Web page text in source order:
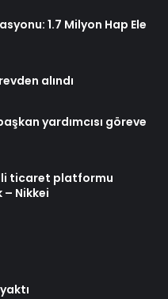
1.7 Milyon Hap Ele
alındı
yardımcısı göreve
ticaret platformu
– Nikkei